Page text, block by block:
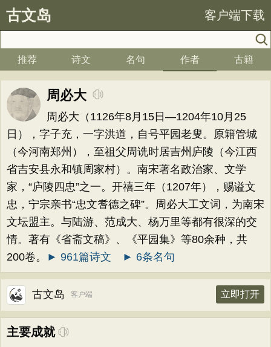
古文岛 客户端下载
推荐 诗文 名句 作者 古籍
周必大
周必大（1126年8月15日—1204年10月25
日），字子充，一字洪道，自号平园老叟。原籍管城
（今河南郑州），至祖父周诜时居吉州庐陵（今江西
省吉安县永和镇周家村）。南宋著名政治家、文学
家，“庐陵四忠”之一。开禧三年（1207年），赐谥文
忠，宁宗亲书“忠文耆德之碑”。周必大工文词，为南宋
文坛盟主。与陆游、范成大、杨万里等都有很深的交
情。著有《省斋文稿》、《平园集》等80余种，共
200卷。
► 961篇诗文 ► 6条名句
古文岛 客户端 立即打开
主要成就